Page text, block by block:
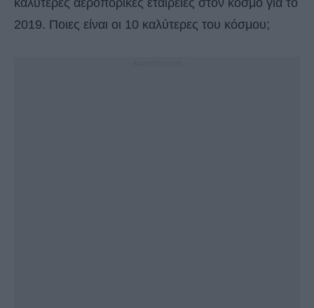
καλύτερες αεροπορικές εταιρείες στον κόσμο για το
2019. Ποιες είναι οι 10 καλύτερες του κόσμου;